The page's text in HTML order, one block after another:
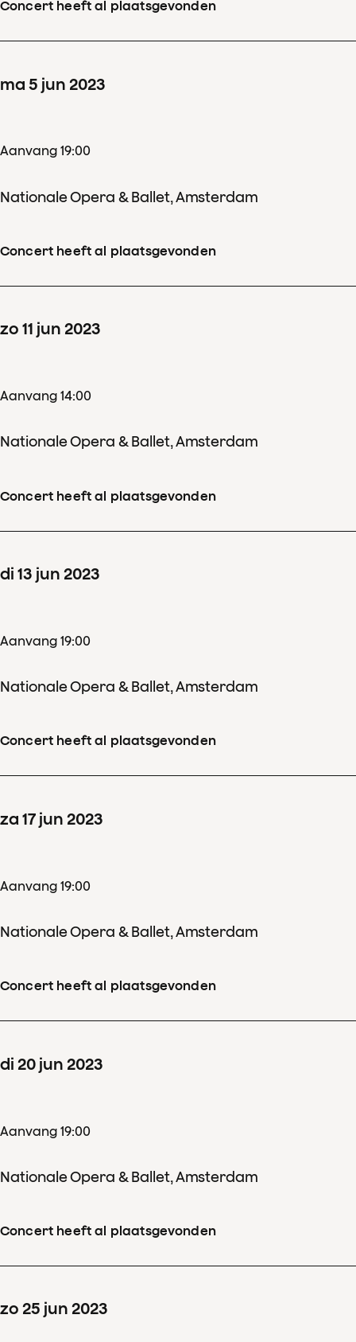
Concert heeft al plaatsgevonden
ma 5 jun 2023
Aanvang 19:00
Nationale Opera & Ballet, Amsterdam
Concert heeft al plaatsgevonden
zo 11 jun 2023
Aanvang 14:00
Nationale Opera & Ballet, Amsterdam
Concert heeft al plaatsgevonden
di 13 jun 2023
Aanvang 19:00
Nationale Opera & Ballet, Amsterdam
Concert heeft al plaatsgevonden
za 17 jun 2023
Aanvang 19:00
Nationale Opera & Ballet, Amsterdam
Concert heeft al plaatsgevonden
di 20 jun 2023
Aanvang 19:00
Nationale Opera & Ballet, Amsterdam
Concert heeft al plaatsgevonden
zo 25 jun 2023